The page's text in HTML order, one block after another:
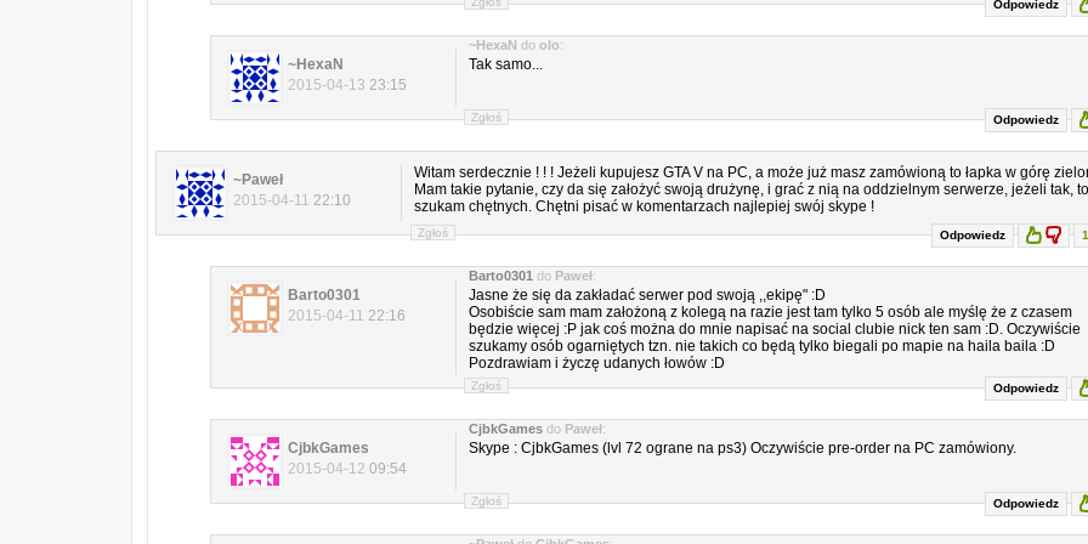
Odpowiedz
~HexaN
2015-04-13 23:15
~HexaN do olo:
Tak samo...
Zgłoś Odpowiedz
~Paweł
2015-04-11 22:10
Witam serdecznie ! ! ! Jeżeli kupujesz GTA V na PC, a może już masz zamówioną to łapka w górę
Mam takie pytanie, czy da się założyć swoją drużynę, i grać z nią na oddzielnym serwerze, jeżeli tak, to
szukam chętnych. Chętni pisać w komentarzach najlepiej swój skype !
Zgłoś Odpowiedz
Barto0301
2015-04-11 22:16
Barto0301 do Paweł:
Jasne że się da zakładać serwer pod swoją ,,ekipę" :D
Osobiście sam mam założoną z kolegą na razie jest tam tylko 5 osób ale myślę że z czasem
będzie więcej :P jak coś można do mnie napisać na social clubie nick ten sam :D. Oczywiście
szukamy osób ogarniętych tzn. nie takich co będą tylko biegali po mapie na haila baila :D
Pozdrawiam i życzę udanych łowów :D
Zgłoś Odpowiedz
CjbkGames
2015-04-12 09:54
CjbkGames do Paweł:
Skype : CjbkGames (lvl 72 ograne na ps3) Oczywiście pre-order na PC zamówiony.
Zgłoś Odpowiedz